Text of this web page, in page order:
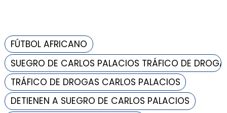
FÚTBOL AFRICANO
SUEGRO DE CARLOS PALACIOS TRÁFICO DE DROGA
TRÁFICO DE DROGAS CARLOS PALACIOS
DETIENEN A SUEGRO DE CARLOS PALACIOS